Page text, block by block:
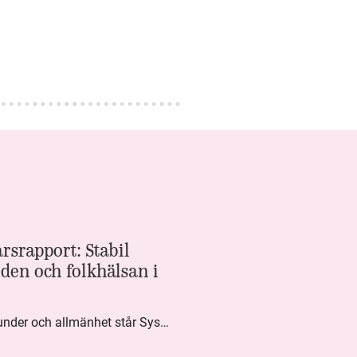
Stabil
och folkhälsan i
Med högt förtroende från kunder och allmänhet står Systembolaget stabilt i samhällsuppdraget. Under kvartalet togs flera steg inom folkhälsa, kundnytta och minskad klimatpåverkan. Nettoomsättningen var i nivå med föregående år och effektiviseringar av verksamheten möjliggjorde fortsatt anpassning för att möta nya behov.